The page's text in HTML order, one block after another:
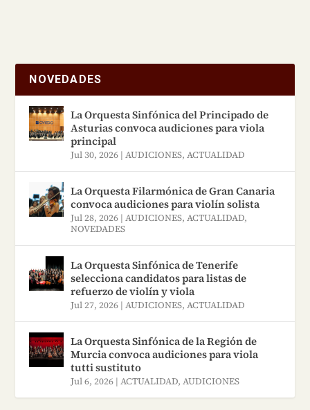
NOVEDADES
La Orquesta Sinfónica del Principado de
Asturias convoca audiciones para viola
principal
Jul 30, 2026 |AUDICIONES,ACTUALIDAD
La Orquesta Filarmónica de Gran Canaria
convoca audiciones para violín solista
Jul 28, 2026 |AUDICIONES,ACTUALIDAD,
NOVEDADES
La Orquesta Sinfónica de Tenerife
selecciona candidatos para listas de
refuerzo de violín y viola
Jul 27, 2026 |AUDICIONES,ACTUALIDAD
La Orquesta Sinfónica de la Región de
Murcia convoca audiciones para viola
tutti sustituto
Jul 6, 2026 |ACTUALIDAD,AUDICIONES